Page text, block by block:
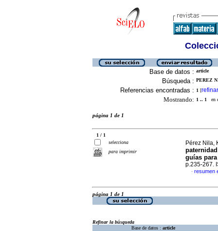
Base de datos : article
Búsqueda : PEREZ
Referencias encontradas : 1 [refinar
Mostrando: 1 .. 1 en
página 1 de 1
1 / 1
selecciona
para imprimir
Pérez Nila,
guías
p.235-267.
· resumen
página 1 de 1
Refinar la búsqueda
Base de datos : article